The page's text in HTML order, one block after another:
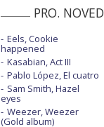
PRO.
Eels, Cookie
happened
Kasabian, Act III
Pablo López, El cuatro
Sam Smith, Hazel
eyes
Weezer, Weezer
(Gold album)